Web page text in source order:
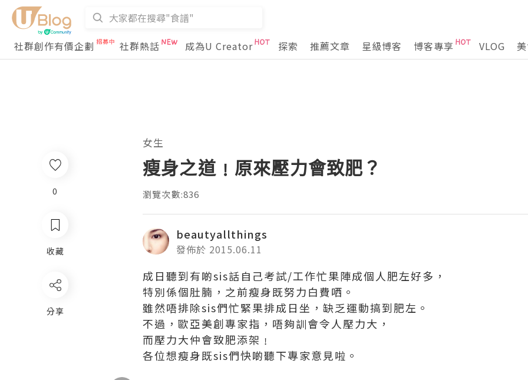
社群創作有價企劃 社群熱話 成為U Creator 探索 推薦文章 星級博客 博客專享 VLOG
女生
瘦身之道﹗原來壓力會致肥？
瀏覽次數:836
beautyallthings
發佈於 2015.06.11
成日聽到有啲sis話自己考試/工作忙果陣成個人肥左好多，
特別係個肚腩，之前瘦身既努力白費哂。
雖然唔排除sis們忙緊果排成日坐，缺乏運動搞到肥左。
不過，歐亞美創專家指，唔夠訓會令人壓力大，
而壓力大仲會致肥添架﹗
各位想瘦身既sis們快啲聽下專家意見啦。
0
收藏
分享